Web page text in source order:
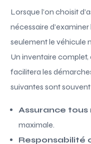
Lorsque l’on choisit
nécessaire
seulement le véhicule
Un inventaire
facilitera les
suivantes sont
Assurance tous
maximale.
Responsabilité